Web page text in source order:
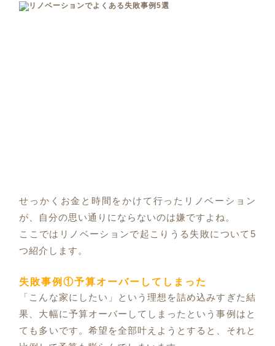
せっかくお金と時間をかけて行ったリノベーション
が、自分の思い通りにならないのは嫌ですよね。
ここではリノベーションで起こりうる失敗について5
つ紹介します。
失敗事例①予算オーバーしてしまった
「こんな家にしたい」という理想を詰め込みすぎた結
果、大幅に予算オーバーしてしまったという事例はと
ても多いです。希望を全部叶えようとすると、それと